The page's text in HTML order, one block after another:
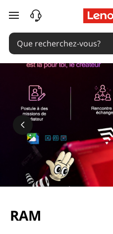
passer au contenu principal
RAM